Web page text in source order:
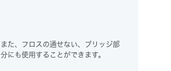
また、フロスの通せない、ブリッジ部
分にも使用することができます。